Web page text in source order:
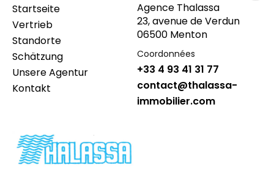
Startseite
Vertrieb
Standorte
Schätzung
Unsere Agentur
Kontakt
Agence Thalassa
23, avenue de Verdun
06500 Menton
Coordonnées
+33 4 93 41 31 77
contact@thalassa-
immobilier.com